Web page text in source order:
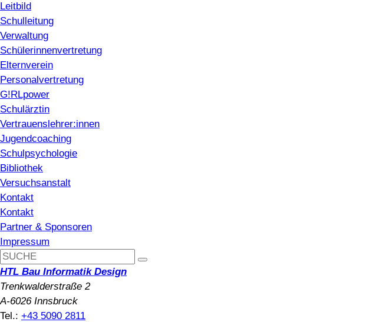
Leitbild
Schulleitung
Verwaltung
Schülerinnenvertretung
Elternverein
Personalvertretung
G!RLpower
Schulärztin
Vertrauenslehrer:innen
Jugendcoaching
Schulpsychologie
Bibliothek
Versuchsanstalt
Kontakt
Kontakt
Partner & Sponsoren
Impressum
HTL Bau Informatik Design
Trenkwalderstraße 2
A-6026 Innsbruck
Tel.: +43 5090 2811